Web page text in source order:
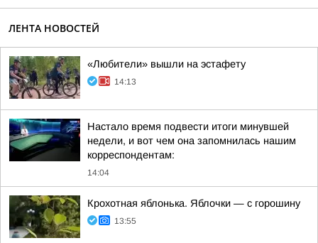
ЛЕНТА НОВОСТЕЙ
«Любители» вышли на эстафету
14:13
Настало время подвести итоги минувшей
недели, и вот чем она запомнилась нашим
корреспондентам:
14:04
Крохотная яблонька. Яблочки — с горошину
13:55